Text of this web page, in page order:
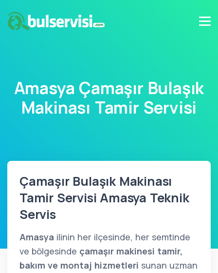
Amasya Çamaşır Bulaşık
Makinası Tamir Servisi
Çamaşır Bulaşık Makinası
Tamir Servisi Amasya Teknik
Servis
Amasya ilinin her ilçesinde, her semtinde
ve bölgesinde çamaşır makinesi tamir,
bakım ve montaj hizmetleri sunan uzman